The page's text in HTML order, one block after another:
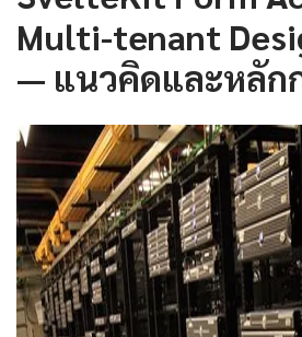
Multi-tenant
— แนวคิดและหลัก